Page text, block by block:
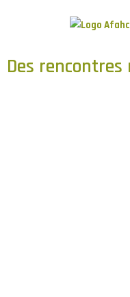
Des